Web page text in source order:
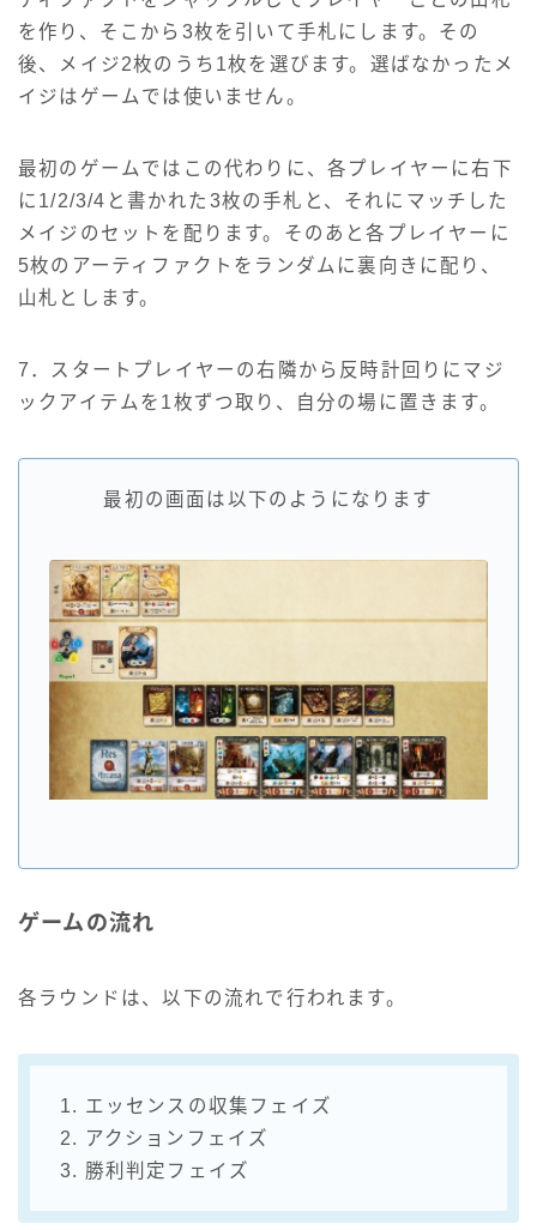
を作り、そこから3枚を引いて手札にします。その
後、メイジ2枚のうち1枚を選びます。選ばなかったメ
イジはゲームでは使いません。
最初のゲームではこの代わりに、各プレイヤーに右下
に1/2/3/4と書かれた3枚の手札と、それにマッチした
メイジのセットを配ります。そのあと各プレイヤーに
5枚のアーティファクトをランダムに裏向きに配り、
山札とします。
7．スタートプレイヤーの右隣から反時計回りにマジ
ックアイテムを1枚ずつ取り、自分の場に置きます。
最初の画面は以下のようになります
ゲームの流れ
各ラウンドは、以下の流れで行われます。
1. エッセンスの収集フェイズ
2. アクションフェイズ
3. 勝利判定フェイズ